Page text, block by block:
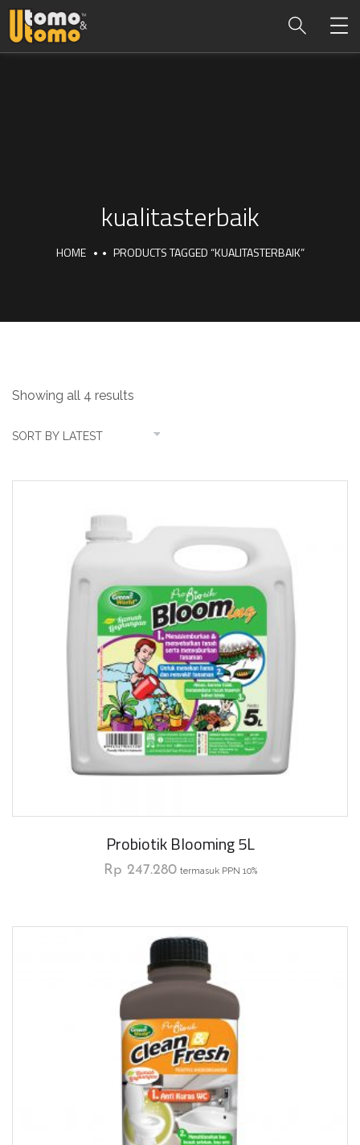
kualitasterbaik
HOME PRODUCTS TAGGED “KUALITASTERBAIK”
Showing all 4 results
Probiotik Blooming 5L
Rp 247.280 termasuk PPN 10%